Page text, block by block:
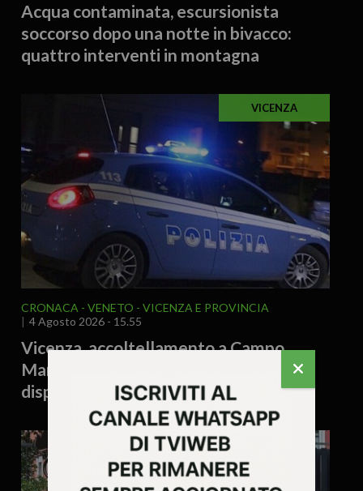
Acqua contaminata, escursionista
soccorso dopo una notte in bivacco:
quattro interventi in montagna
VICENZA
CRONACA VENETO
VICENZA E PROVINCIA
4 Agosto 2026 - 15.55
Vicenza, accoltellamento a Campo
Marzo: denunciato un 38enne e
disposto il rimpatrio